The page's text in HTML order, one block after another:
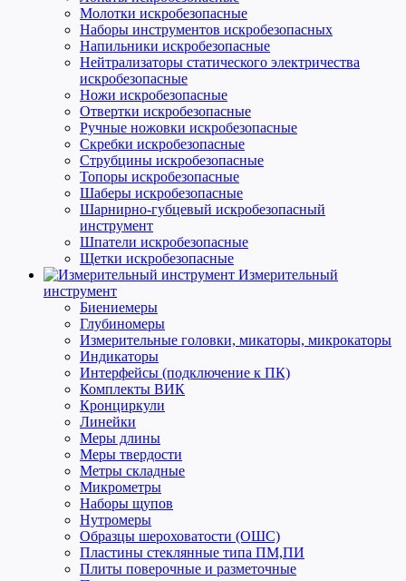
Молотки искробезопасные
Наборы инструментов искробезопасных
Напильники искробезопасные
Нейтрализаторы статического электричества
искробезопасные
Ножи искробезопасные
Отвертки искробезопасные
Ручные ножовки искробезопасные
Скребки искробезопасные
Струбцины искробезопасные
Топоры искробезопасные
Шаберы искробезопасные
Шарнирно-губцевый искробезопасный
инструмент
Шпатели искробезопасные
Щетки искробезопасные
Измерительный
инструмент
Биениемеры
Глубиномеры
Измерительные головки, микаторы, микрокаторы
Индикаторы
Интерфейсы (подключение к ПК)
Комплекты ВИК
Кронциркули
Линейки
Меры длины
Меры твердости
Метры складные
Микрометры
Наборы щупов
Нутромеры
Образцы шероховатости (ОШС)
Пластины стеклянные типа ПМ,ПИ
Плиты поверочные и разметочные